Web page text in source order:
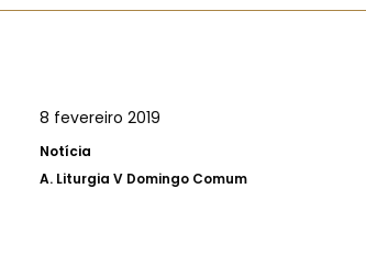
8 fevereiro 2019
Notícia
A. Liturgia V Domingo Comum